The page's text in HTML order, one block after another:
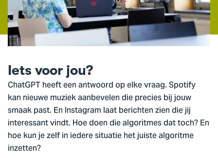
Iets voor jou?
ChatGPT heeft een antwoord op elke vraag. Spotify
kan nieuwe muziek aanbevelen die precies bij jouw
smaak past. En Instagram laat berichten zien die jij
interessant vindt. Hoe doen die algoritmes dat toch? En
hoe kun je zelf in iedere situatie het juiste algoritme
inzetten?